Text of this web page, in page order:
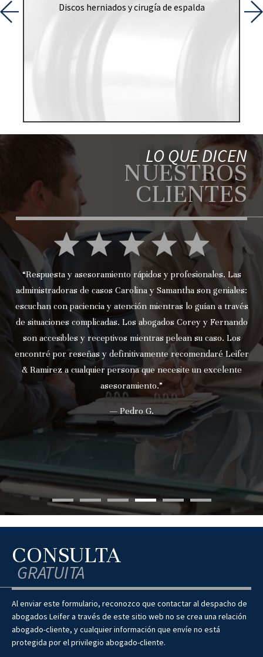
Discos herniados y cirugía de espalda
LO QUE DICEN
NUESTROS
CLIENTES
“Respuesta y asesoramiento rápidos y profesionales. Las
administradoras de casos Carolina y Samantha son geniales:
escuchan con paciencia y atención mientras lo guían a través
de situaciones complicadas. Los abogados Corey y Fernando
son accesibles y receptivos mientras pelean su caso. Los
encontré por reseñas y definitivamente recomendaré Leifer
& Ramirez a cualquier persona que necesite un excelente
asesoramiento.”
— Pedro G.
CONSULTA
GRATUITA
Al enviar este formulario, reconozco que contactar al despacho de
abogados Leifer a través de este sitio web no se crea una relación
abogado-cliente, y cualquier información que envíe no está
protegida por el privilegio abogado-cliente.